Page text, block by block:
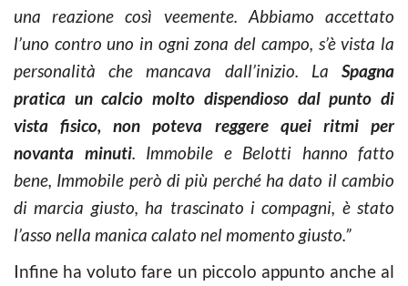
una reazione così veemente. Abbiamo accettato
l’uno contro uno in ogni zona del campo, s’è vista la
personalità che mancava dall’inizio. La Spagna
pratica un calcio molto dispendioso dal punto di
vista fisico, non poteva reggere quei ritmi per
novanta minuti. Immobile e Belotti hanno fatto
bene, Immobile però di più perché ha dato il cambio
di marcia giusto, ha trascinato i compagni, è stato
l’asso nella manica calato nel momento giusto.”
Infine ha voluto fare un piccolo appunto anche al